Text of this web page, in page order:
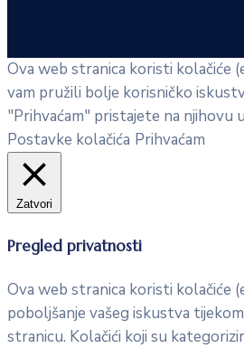
Ova web stranica koristi kolačiće
vam pružili bolje korisničko
"Prihvaćam" pristajete na njihovu
Postavke kolačića Prihvaćam
Zatvori
Pregled privatnosti
Ova web stranica koristi kolačiće
poboljšanje vašeg iskustva
stranicu. Kolačići koji su